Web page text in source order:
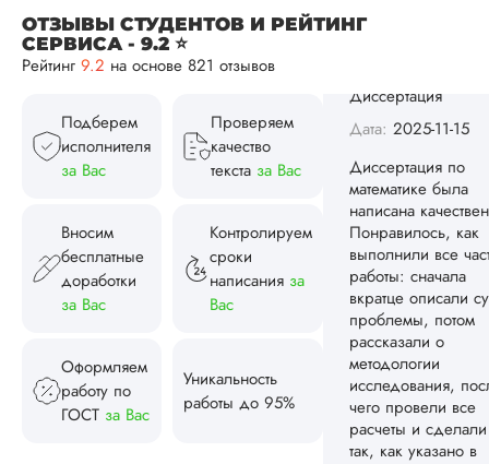
ОТЗЫВЫ СТУДЕНТОВ И РЕЙТИНГ
СЕРВИСА - 9.2 ⭐
Рейтинг 9.2 на основе 821 отзывов
Подберем
исполнителя
за Вас
Проверяем
качество
текста за Вас
Вносим
бесплатные
доработки
за Вас
Контролируем
сроки
написания за
Вас
Оформляем
работу по
ГОСТ за Вас
Уникальность
работы до 95%
Диссертация по
Понравилось, как
выполнили все
работы: сначала
проблемы, потом
рассказали о
методологии
исследования,
чего провели все
расчеты и
так, как указано в
индивидуа...
Читать полный
Спасибо!
ваши слова
Ответ от